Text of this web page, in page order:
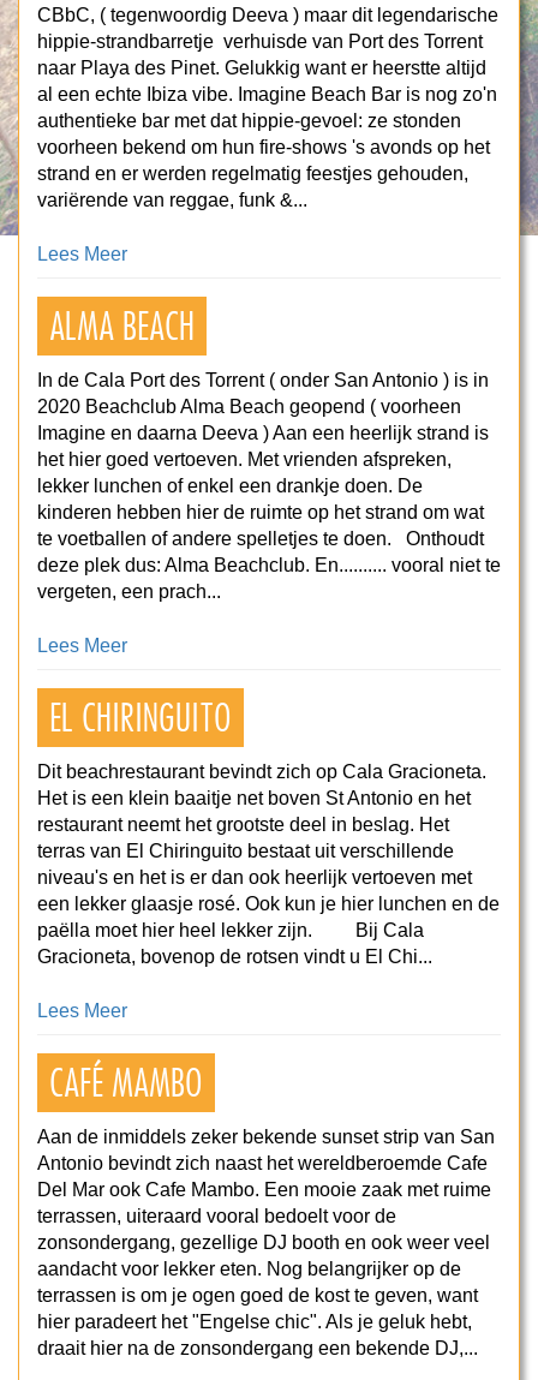
CBbC, ( tegenwoordig Deeva ) maar dit legendarische
hippie-strandbarretje verhuisde van Port des Torrent
naar Playa des Pinet. Gelukkig want er heerstte altijd
al een echte Ibiza vibe. Imagine Beach Bar is nog zo'n
authentieke bar met dat hippie-gevoel: ze stonden
voorheen bekend om hun fire-shows 's avonds op het
strand en er werden regelmatig feestjes gehouden,
variërende van reggae, funk &...
Lees Meer
ALMA BEACH
In de Cala Port des Torrent ( onder San Antonio ) is in
2020 Beachclub Alma Beach geopend ( voorheen
Imagine en daarna Deeva ) Aan een heerlijk strand is
het hier goed vertoeven. Met vrienden afspreken,
lekker lunchen of enkel een drankje doen. De
kinderen hebben hier de ruimte op het strand om wat
te voetballen of andere spelletjes te doen. Onthoudt
deze plek dus: Alma Beachclub. En.......... vooral niet te
vergeten, een prach...
Lees Meer
EL CHIRINGUITO
Dit beachrestaurant bevindt zich op Cala Gracioneta.
Het is een klein baaitje net boven St Antonio en het
restaurant neemt het grootste deel in beslag. Het
terras van El Chiringuito bestaat uit verschillende
niveau's en het is er dan ook heerlijk vertoeven met
een lekker glaasje rosé. Ook kun je hier lunchen en de
paëlla moet hier heel lekker zijn. Bij Cala
Gracioneta, bovenop de rotsen vindt u El Chi...
Lees Meer
CAFÉ MAMBO
Aan de inmiddels zeker bekende sunset strip van San
Antonio bevindt zich naast het wereldberoemde Cafe
Del Mar ook Cafe Mambo. Een mooie zaak met ruime
terrassen, uiteraard vooral bedoelt voor de
zonsondergang, gezellige DJ booth en ook weer veel
aandacht voor lekker eten. Nog belangrijker op de
terrassen is om je ogen goed de kost te geven, want
hier paradeert het "Engelse chic". Als je geluk hebt,
draait hier na de zonsondergang een bekende DJ,...